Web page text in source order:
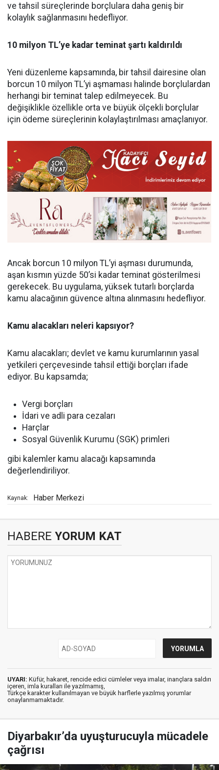
ve tahsil süreçlerinde borçlulara daha geniş bir
kolaylık sağlanmasını hedefliyor.
10 milyon TL’ye kadar teminat şartı kaldırıldı
Yeni düzenleme kapsamında, bir tahsil dairesine olan
borcun 10 milyon TL’yi aşmaması halinde borçlulardan
herhangi bir teminat talep edilmeyecek. Bu
değişiklikle özellikle orta ve büyük ölçekli borçlular
için ödeme süreçlerinin kolaylaştırılması amaçlanıyor.
Ancak borcun 10 milyon TL’yi aşması durumunda,
aşan kısmın yüzde 50’si kadar teminat gösterilmesi
gerekecek. Bu uygulama, yüksek tutarlı borçlarda
kamu alacağının güvence altına alınmasını hedefliyor.
Kamu alacakları neleri kapsıyor?
Kamu alacakları; devlet ve kamu kurumlarının yasal
yetkileri çerçevesinde tahsil ettiği borçları ifade
ediyor. Bu kapsamda;
Vergi borçları
İdari ve adli para cezaları
Harçlar
Sosyal Güvenlik Kurumu (SGK) primleri
gibi kalemler kamu alacağı kapsamında
değerlendiriliyor.
Kaynak: Haber Merkezi
HABERE YORUM KAT
UYARI: Küfür, hakaret, rencide edici cümleler veya imalar, inançlara saldırı
içeren, imla kuralları ile yazılmamış,
Türkçe karakter kullanılmayan ve büyük harflerle yazılmış yorumlar
onaylanmamaktadır.
Diyarbakır’da uyuşturucuyla mücadele
çağrısı